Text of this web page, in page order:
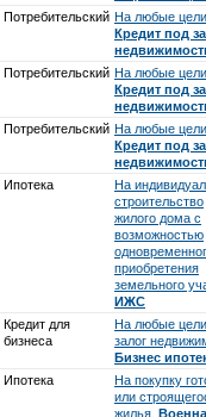
Потребительский На любые
Кредит под
Потребительский На любые
Кредит под
Потребительский На любые
Кредит под
Ипотека
На
строительство
жилого дома с
возможностью
приобретения
земельного
ИЖС
Кредит для
бизнеса
На любые
залог
Бизнес
Ипотека
На покупку
или
жилья.